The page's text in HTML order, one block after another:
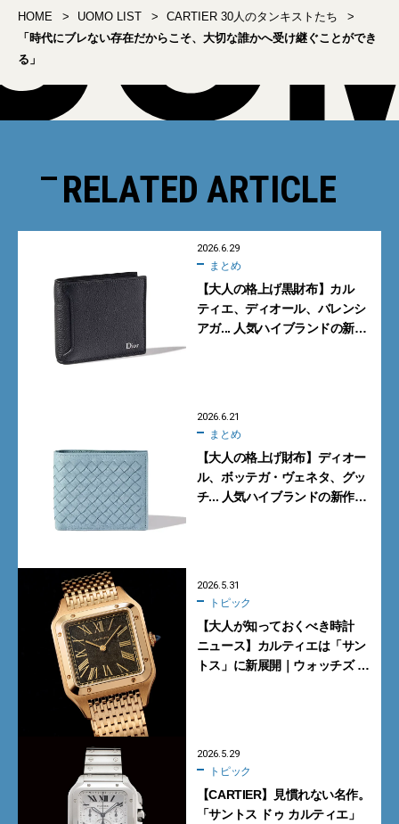
HOME UOMO LIST
CARTIER 30人のタンキストたち
「時代にブレない存在だからこそ、大切な誰かへ受け継ぐことができ
る」
RELATED ARTICLE
2026.6.29
まとめ
【大人の格上げ黒財布】カル
ティエ、ディオール、バレンシ
アガ... 人気ハイブランドの新作
2026.6.21
まとめ
【大人の格上げ財布】ディオー
ル、ボッテガ・ヴェネタ、グッ
チ... 人気ハイブランドの新作
2026.5.31
トピック
【大人が知っておくべき時計
ニュース】カルティエは「サン
トス」に新展開｜ウォッチズ ア
2026.5.29
トピック
【CARTIER】見慣れない名作。
「サントス ドゥ カルティエ」